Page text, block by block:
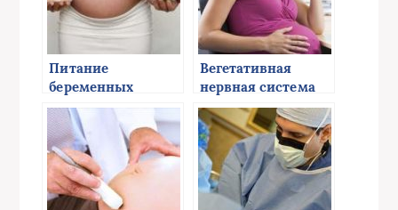
Питание
беременных
женщин
Вегетативная
нервная система
беременных